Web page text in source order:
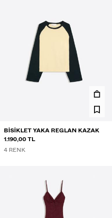
BISIKLET YAKA REGLAN KAZAK
1.190,00 TL
4 RENK